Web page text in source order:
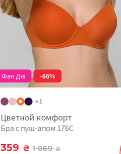
Фан Дні -66%
+1
Цветной комфорт
Бра с пуш-апом 176C
359 ₴ 1 069₴